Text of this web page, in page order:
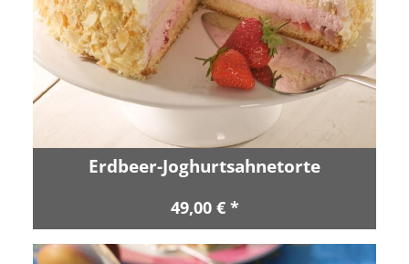
Erdbeer-Joghurtsahnetorte
49,00 € *